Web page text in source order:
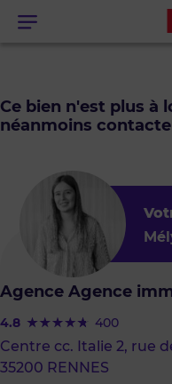
Menu
Ce bien n'est plus à
néanmoins
Agence Agence
4.8 400
Centre cc. Italie 2, rue
35200 RENNES